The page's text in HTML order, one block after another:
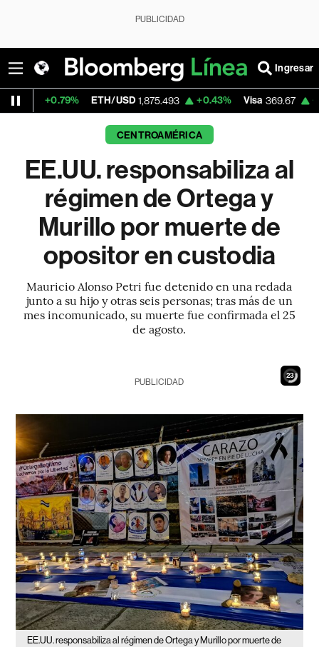
PUBLICIDAD
Ingresar
ETH/USD 1,875.493 +0.43% Visa 369.67 +1.09%
CENTROAMÉRICA
EE.UU. responsabiliza al
régimen de Ortega y
Murillo por muerte de
opositor en custodia
Mauricio Alonso Petri fue detenido en una redada
junto a su hijo y otras seis personas; tras más de un
mes incomunicado, su muerte fue confirmada el 25
de agosto.
21
PUBLICIDAD
EE.UU. responsabiliza al régimen de Ortega y Murillo por muerte de